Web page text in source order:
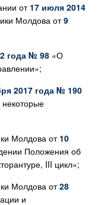
от 17 июля 2014
Молдова от9
года № 98 «О
2017 года № 190
Молдова от 10
Положения об
III цикл»;
Молдова от28
и